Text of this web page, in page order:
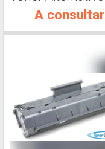
A consultar